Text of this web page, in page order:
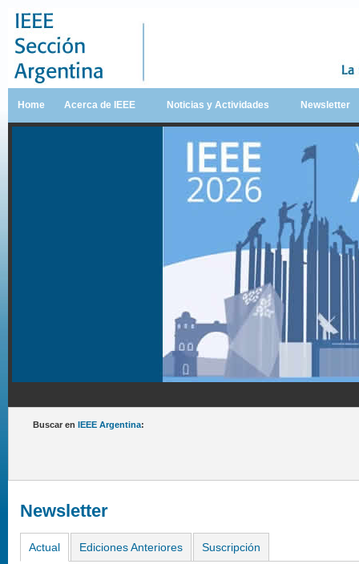
Home Acerca de IEEE Noticias y Actividades Newsletter
Buscar en IEEE Argentina:
Newsletter
Actual Ediciones Anteriores Suscripción